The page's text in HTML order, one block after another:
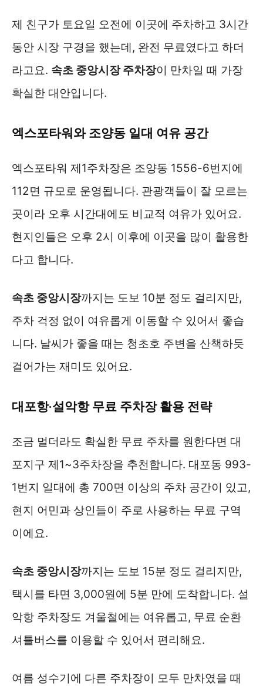
제 친구가 토요일 오전에 이곳에 주차하고 3시간
동안 시장 구경을 했는데, 완전 무료였다고 하더
라고요. 속초 중앙시장 주차장이 만차일 때 가장
확실한 대안입니다.
엑스포타워와 조양동 일대 여유 공간
엑스포타워 제1주차장은 조양동 1556-6번지에
112면 규모로 운영됩니다. 관광객들이 잘 모르는
곳이라 오후 시간대에도 비교적 여유가 있어요.
현지인들은 오후 2시 이후에 이곳을 많이 활용한
다고 합니다.
속초 중앙시장까지는 도보 10분 정도 걸리지만,
주차 걱정 없이 여유롭게 이동할 수 있어서 좋습
니다. 날씨가 좋을 때는 청초호 주변을 산책하듯
걸어가는 재미도 있어요.
대포항·설악항 무료 주차장 활용 전략
조금 멀더라도 확실한 무료 주차를 원한다면 대
포지구 제1~3주차장을 추천합니다. 대포동 993-
1번지 일대에 총 700면 이상의 주차 공간이 있고,
현지 어민과 상인들이 주로 사용하는 무료 구역
이에요.
속초 중앙시장까지는 도보 15분 정도 걸리지만,
택시를 타면 3,000원에 5분 만에 도착합니다. 설
악항 주차장도 겨울철에는 여유롭고, 무료 순환
셔틀버스를 이용할 수 있어서 편리해요.
여름 성수기에 다른 주차장이 모두 만차였을 때